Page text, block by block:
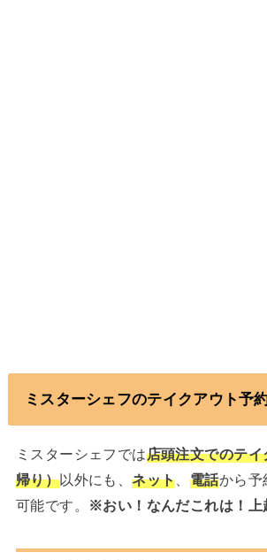
ミスターシェフのテイクアウト予
ミスターシェフでは店頭注文でのテ
帰り）以外にも、ネット 電話から予
可能です。
※おい！なんだこれは！上